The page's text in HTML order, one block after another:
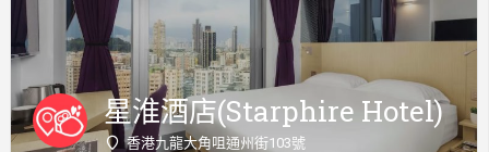
星淮酒店(Starphire Hotel)
香港九龍大角咀通州街103號